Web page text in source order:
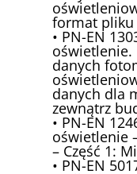
format pliku
• PN-EN
oświetlenie.
danych
danych dla
zewnątrz
• PN-EN
oświetlenie
– Część 1:
• PN-EN